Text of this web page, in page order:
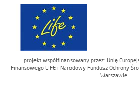
projekt współfinansowany przez: Unię
Finansowego LIFE i Narodowy Fundusz Ochrony
Warszawie